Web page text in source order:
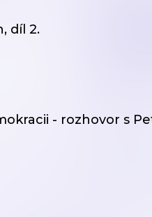
díl 2.
- rozhovor s